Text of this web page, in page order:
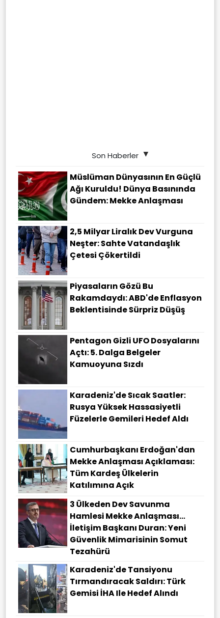
Son Haberler
Müslüman Dünyasının En Güçlü
Ağı Kuruldu! Dünya Basınında
Gündem: Mekke Anlaşması
2,5 Milyar Liralık Dev Vurguna
Neşter: Sahte Vatandaşlık
Çetesi Çökertildi
Piyasaların Gözü Bu
Rakamdaydı: ABD'de Enflasyon
Beklentisinde Sürpriz Düşüş
Pentagon Gizli UFO Dosyalarını
Açtı: 5. Dalga Belgeler
Kamuoyuna Sızdı
Karadeniz'de Sıcak Saatler:
Rusya Yüksek Hassasiyetli
Füzelerle Gemileri Hedef Aldı
Cumhurbaşkanı Erdoğan'dan
Mekke Anlaşması Açıklaması:
Tüm Kardeş Ülkelerin
Katılımına Açık
3 Ülkeden Dev Savunma
Hamlesi Mekke Anlaşması…
İletişim Başkanı Duran: Yeni
Güvenlik Mimarisinin Somut
Tezahürü
Karadeniz'de Tansiyonu
Tırmandıracak Saldırı: Türk
Gemisi İHA Ile Hedef Alındı